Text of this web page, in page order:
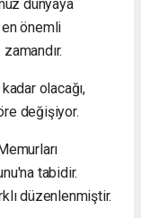
dünyaya
önemli
olacağı,
değişiyor.
tabidir.
düzenlenmiştir.